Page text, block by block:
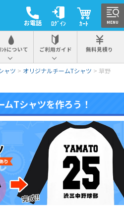
お電話 ﾛｸﾞｲﾝ ｶｰﾄ
ﾝﾄについて ご利用ガイド 無料見積り
MENU
ャツ > オリジナルチームTシャツ > 草野
Tシャツを作ろう！